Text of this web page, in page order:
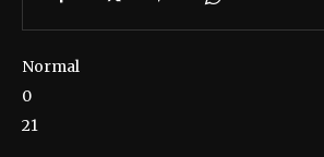
Normal
0
21